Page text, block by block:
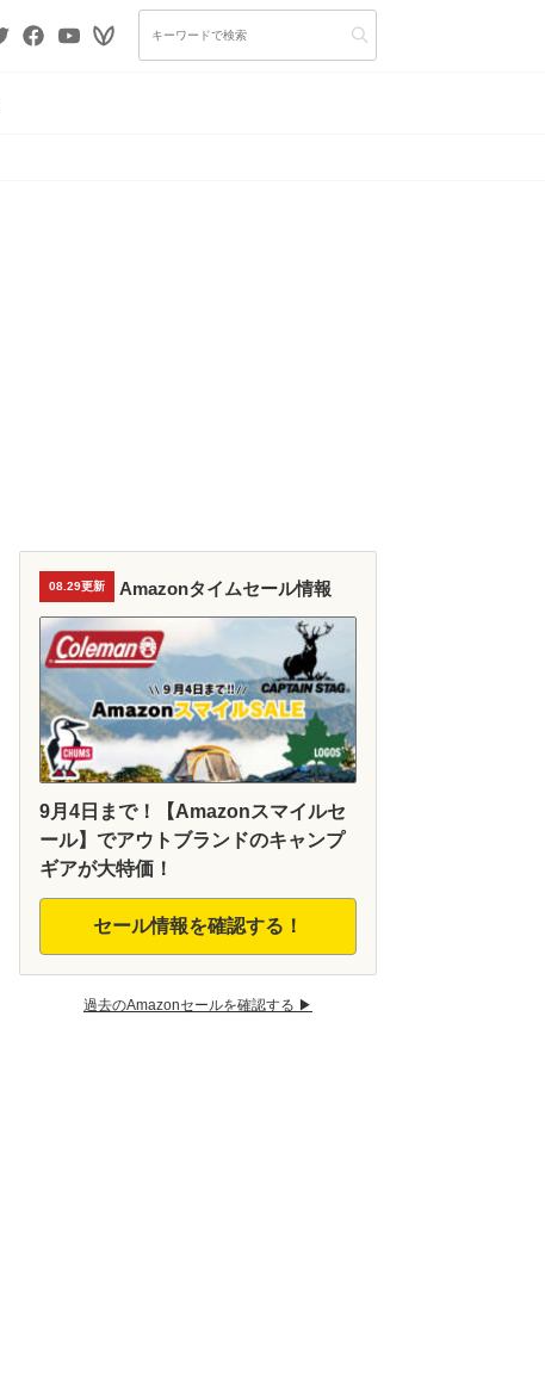
08.29更新 Amazonタイムセール情報
9月4日まで！【Amazonスマイルセ
ール】でアウトブランドのキャンプ
ギアが大特価！
セール情報を確認する！
過去のAmazonセールを確認する ▶︎